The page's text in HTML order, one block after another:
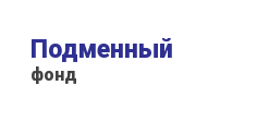
Подменный
фонд